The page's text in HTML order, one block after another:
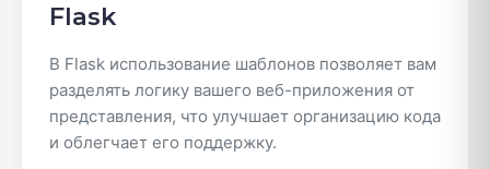
Flask
В Flask использование шаблонов позволяет вам
разделять логику вашего веб-приложения от
представления, что улучшает организацию кода
и облегчает его поддержку.